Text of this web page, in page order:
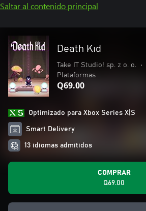
Saltar al contenido principal
Death Kid
Take IT Studio! sp. z o. o. •
Plataformas
Q69.00
Optimizado para Xbox Series X|S
Smart Delivery
13 idiomas admitidos
COMPRAR
Q69.00